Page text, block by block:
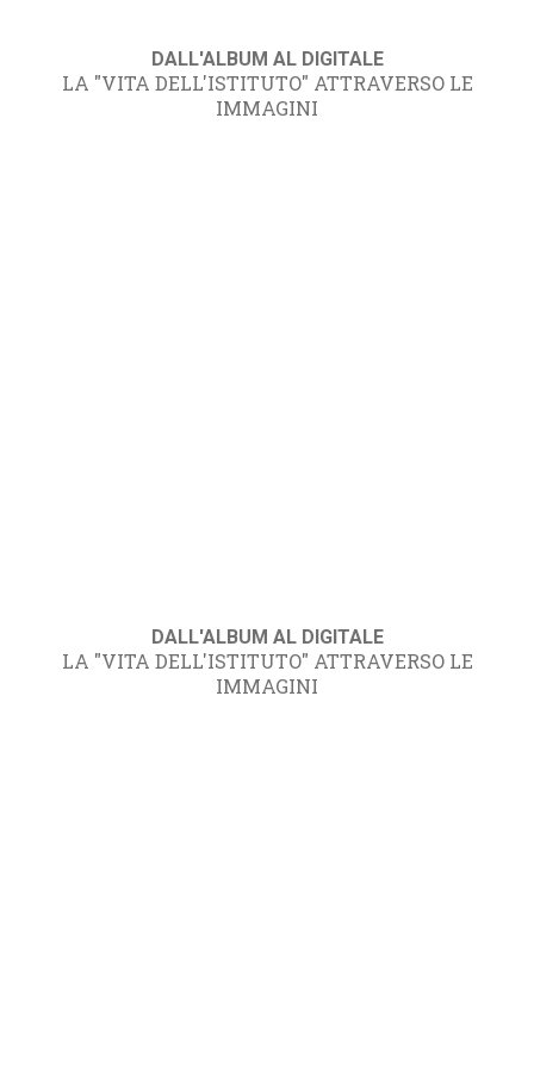
DALL'ALBUM AL DIGITALE
LA "VITA DELL'ISTITUTO" ATTRAVERSO LE
IMMAGINI
DALL'ALBUM AL DIGITALE
LA "VITA DELL'ISTITUTO" ATTRAVERSO LE
IMMAGINI